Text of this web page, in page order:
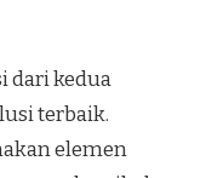
dari kedua
terbaik.
elemen